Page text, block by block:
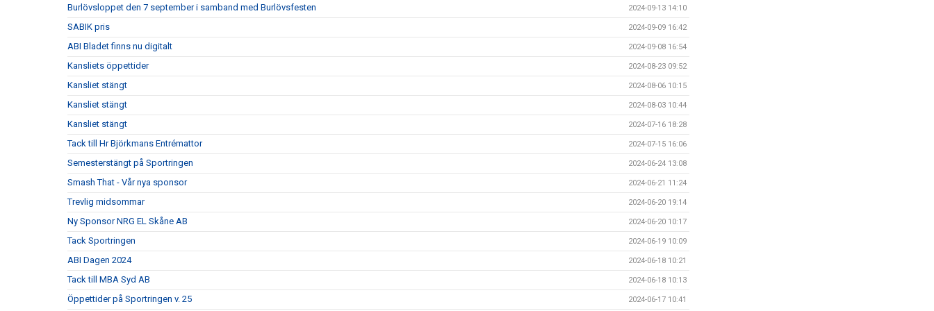
Burlövsloppet den 7 september i samband med Burlövsfesten 2024-09-13 14:10
SABIK pris 2024-09-09 16:42
ABI Bladet finns nu digitalt 2024-09-08 16:54
Kansliets öppettider 2024-08-23 09:52
Kansliet stängt 2024-08-06 10:15
Kansliet stängt 2024-08-03 10:44
Kansliet stängt 2024-07-16 18:28
Tack till Hr Björkmans Entrémattor 2024-07-15 16:06
Semesterstängt på Sportringen 2024-06-24 13:08
Smash That - Vår nya sponsor 2024-06-21 11:24
Trevlig midsommar 2024-06-20 19:14
Ny Sponsor NRG EL Skåne AB 2024-06-20 10:17
Tack Sportringen 2024-06-19 10:09
ABI Dagen 2024 2024-06-18 10:21
Tack till MBA Syd AB 2024-06-18 10:13
Öppettider på Sportringen v. 25 2024-06-17 10:41